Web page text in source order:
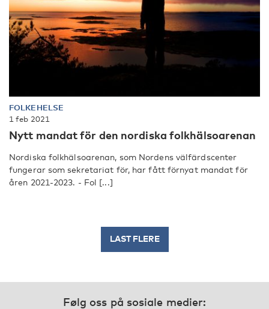
FOLKEHELSE
1 feb 2021
Nytt mandat för den nordiska folkhälsoarenan
Nordiska folkhälsoarenan, som Nordens välfärdscenter
fungerar som sekretariat för, har fått förnyat mandat för
åren 2021-2023. - Fol [...]
LAST FLERE
Følg oss på sosiale medier: